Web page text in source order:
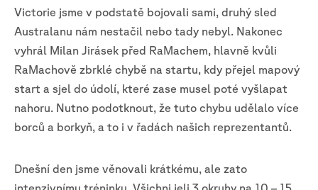
Victorie jsme v podstatě bojovali sami, druhý sled
Australanu nám nestačil nebo tady nebyl. Nakonec
vyhrál Milan Jirásek před RaMachem, hlavně kvůli
RaMachově zbrklé chybě na startu, kdy přejel mapový
start a sjel do údolí, které zase musel poté vyšlapat
nahoru. Nutno podotknout, že tuto chybu udělalo více
borců a borkyň, a to i v řadách našich reprezentantů.
Dnešní den jsme věnovali krátkému, ale zato